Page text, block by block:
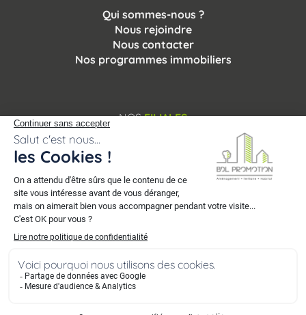
Qui sommes-nous ?
Nous rejoindre
Nous contacter
Nos programmes immobiliers
NOS FILIALES
© 2007 - 2026 BDL Promotion. Tous droits réservés.